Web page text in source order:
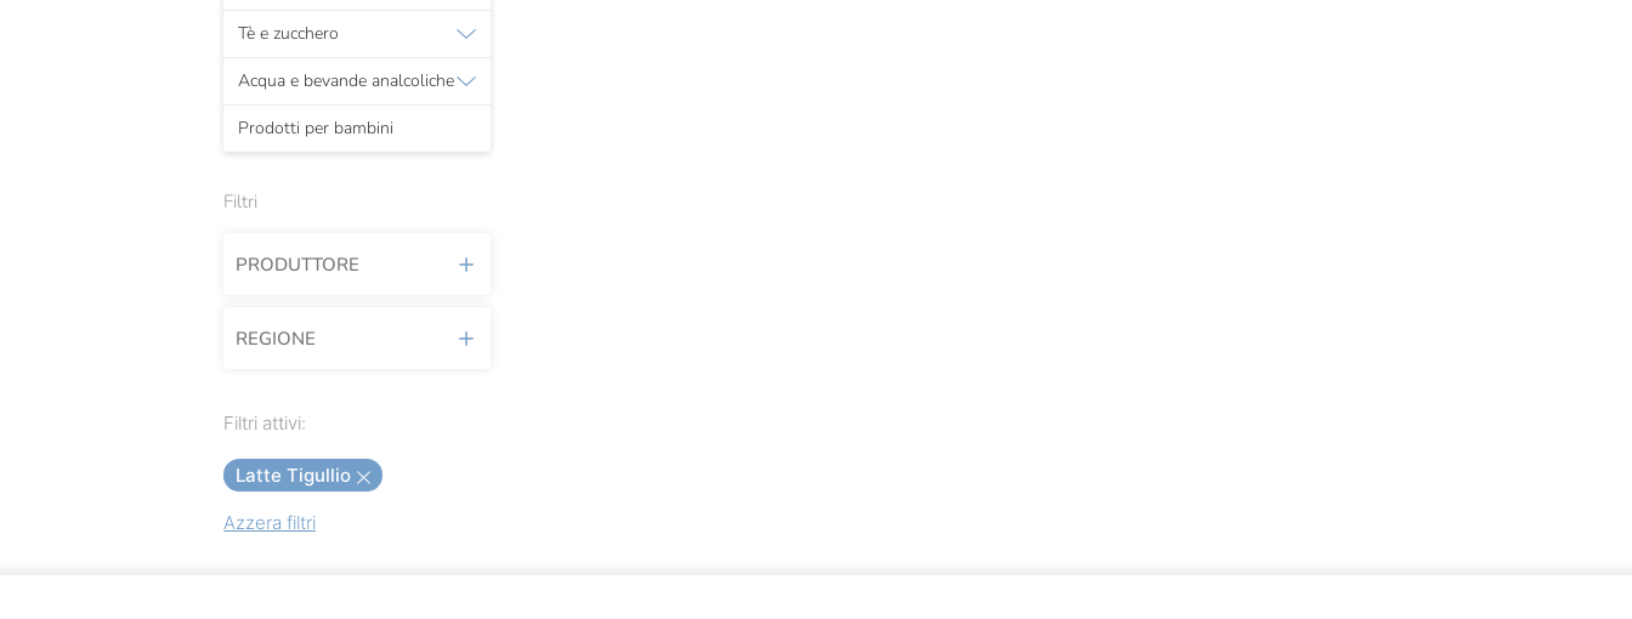
Tè e zucchero
Acqua e bevande analcoliche
Prodotti per bambini
Filtri
PRODUTTORE
Agrimontana
Amodeo
Antonio Mattei
Apicoltura Bianco
REGIONE
Liguria
Filtri attivi:
Latte Tigullio
Azzera filtri